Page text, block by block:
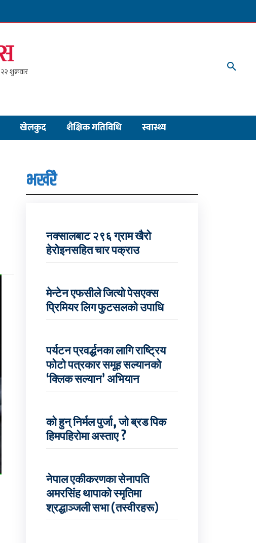
खेलकुद शैक्षिक गतिविधि स्वास्थ्य
भर्खरै
नक्सालबाट २९६ ग्राम खैरो
हेरोइनसहित चार पक्राउ
मेन्टेन एफसीले जित्यो पेसएक्स
प्रिमियर लिग फुटसलको उपाधि
पर्यटन प्रवर्द्धनका लागि राष्ट्रिय
फोटो पत्रकार समूह सल्यानको
‘क्लिक सल्यान’ अभियान
को हुन् निर्मल पुर्जा, जो ब्रड पिक
हिमपहिरोमा अस्ताए ?
नेपाल एकीकरणका सेनापति
अमरसिंह थापाको स्मृतिमा
श्रद्धाञ्जली सभा (तस्वीरहरू)